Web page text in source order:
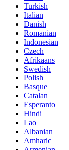
Turkish
Italian
Danish
Romanian
Indonesian
Czech
Afrikaans
Swedish
Polish
Basque
Catalan
Esperanto
Hindi
Lao
Albanian
Amharic